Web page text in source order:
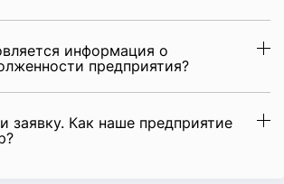
информация о
предприятия?
заявку. Как наше предприятие